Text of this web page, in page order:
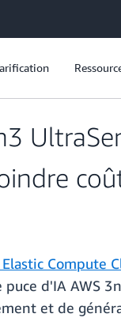
Compute
d'IA AWS
et de